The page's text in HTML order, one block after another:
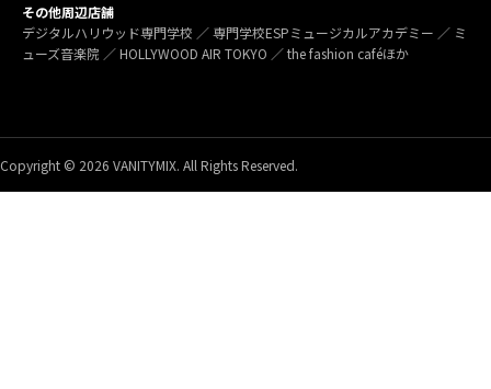
その他周辺店舗
デジタルハリウッド専門学校 ／ 専門学校ESPミュージカルアカデミー ／ ミ
ューズ音楽院 ／ HOLLYWOOD AIR TOKYO ／ the fashion caféほか
Copyright © 2026 VANITYMIX. All Rights Reserved.